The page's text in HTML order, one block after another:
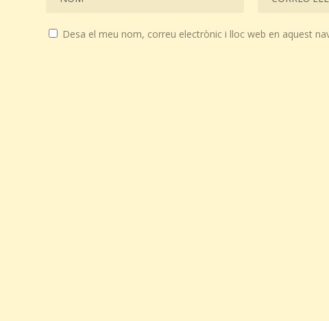
Desa el meu nom, correu electrònic i lloc web en aquest